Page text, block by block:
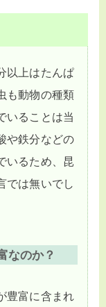
以上はたんぱ
も動物の種類
いることは当
や鉄分などの
いるため、昆
では無いでし
なのか？
豊富に含まれ